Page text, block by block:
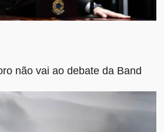
não vai ao debate da Band